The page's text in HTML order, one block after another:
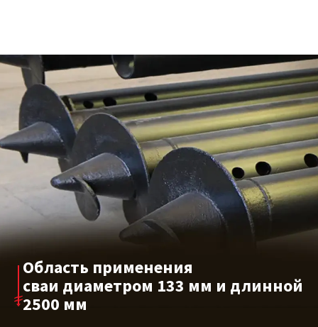
Область применения
сваи диаметром 133 мм и длинной
2500 мм